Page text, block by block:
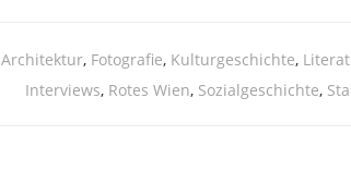
Architektur, Fotografie, Kulturgeschichte,
Interviews, Rotes Wien, Sozialgeschichte,